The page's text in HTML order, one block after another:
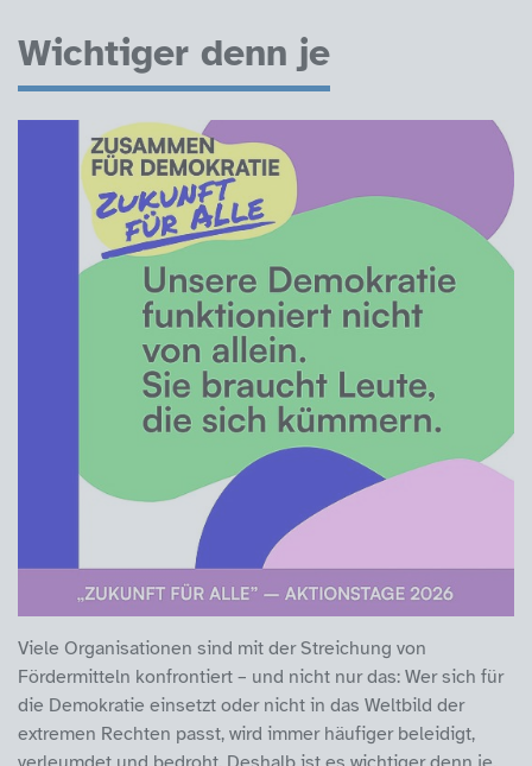
Wichtiger denn je
Viele Organisationen sind mit der Streichung von
Fördermitteln konfrontiert – und nicht nur das: Wer sich für
die Demokratie einsetzt oder nicht in das Weltbild der
extremen Rechten passt, wird immer häufiger beleidigt,